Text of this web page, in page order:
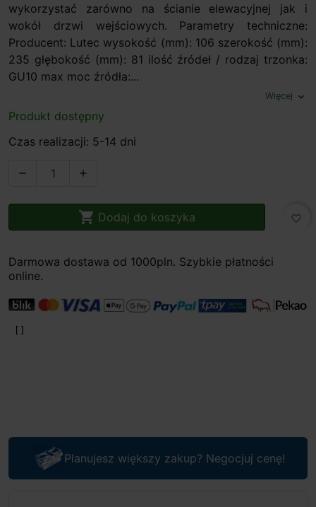
wykorzystać zarówno na ścianie elewacyjnej jak i
wokół drzwi wejściowych. Parametry techniczne:
Producent: Lutec wysokość (mm): 106 szerokość (mm):
235 głębokość (mm): 81 ilość źródeł / rodzaj trzonka:
GU10 max moc źródła:...
Więcej expand_more
Produkt dostępny
Czas realizacji: 5-14 dni
 
 Dodaj do koszyka favorite_border
Darmowa dostawa od 1000pln. Szybkie płatności
online.
Planujesz większy zakup? Negocjuj cenę!